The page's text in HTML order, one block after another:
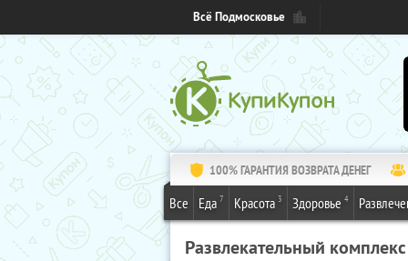
Всё Подмосковье
100% ГАРАНТИЯ ВОЗВРАТА ДЕНЕГ
Все Еда 7 Красота 3 Здоровье 4
Развлекательный комплекс